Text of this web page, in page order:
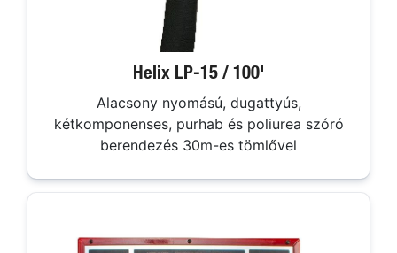
Helix LP-15 / 100'
Alacsony nyomású, dugattyús,
kétkomponenses, purhab és poliurea szóró
berendezés 30m-es tömlővel